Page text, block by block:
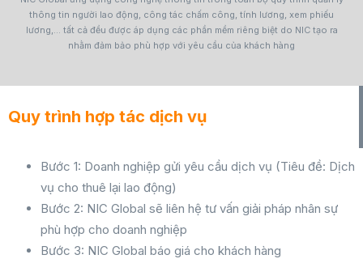
thông tin người lao động, công tác chấm công, tính lương, xem phiếu
lương,… tất cả đều được áp dụng các phần mềm riêng biệt do NIC tạo ra
nhằm đảm bảo phù hợp với yêu cầu của khách hàng
Quy trình hợp tác dịch vụ
Bước 1: Doanh nghiệp gửi yêu cầu dịch vụ (Tiêu đề: Dịch
vụ cho thuê lại lao động)
Bước 2: NIC Global sẽ liên hệ tư vấn giải pháp nhân sự
phù hợp cho doanh nghiệp
Bước 3: NIC Global báo giá cho khách hàng